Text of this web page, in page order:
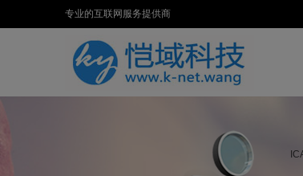
专业的互联网服务提供商